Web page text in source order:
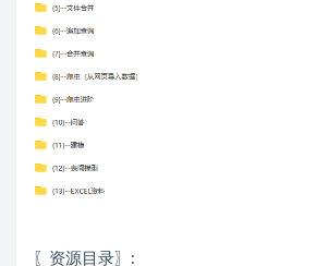
〖资源目录〗: